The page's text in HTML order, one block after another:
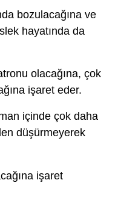
bozulacağına ve
hayatında da
olacağına, çok
işaret eder.
içinde çok daha
düşürmeyerek
işaret